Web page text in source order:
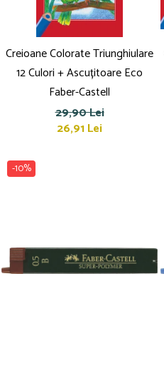
Creioane Colorate Triunghiulare
12 Culori + Ascuțitoare Eco
Faber-Castell
29,90 Lei
26,91 Lei
-10%